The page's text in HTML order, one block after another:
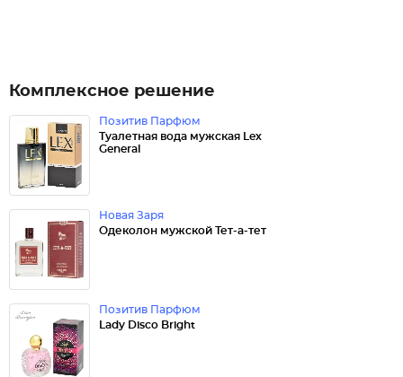
Комплексное решение
Позитив Парфюм
Туалетная вода мужская Lex
General
Новая Заря
Одеколон мужской Тет-а-тет
Позитив Парфюм
Lady Disco Bright